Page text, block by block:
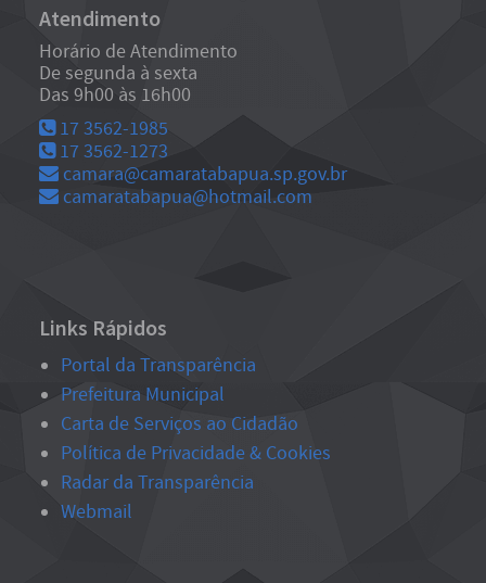
Atendimento
Horário de Atendimento
De segunda à sexta
Das 9h00 às 16h00
17 3562-1985
17 3562-1273
camara@camaratabapua.sp.gov.br
camaratabapua@hotmail.com
Links Rápidos
Portal da Transparência
Prefeitura Municipal
Carta de Serviços ao Cidadão
Política de Privacidade & Cookies
Radar da Transparência
Webmail